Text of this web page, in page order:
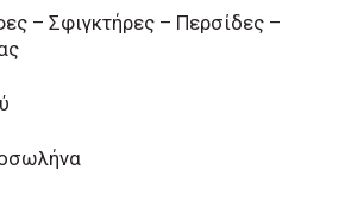
– Σφιγκτήρες – Περσίδες –